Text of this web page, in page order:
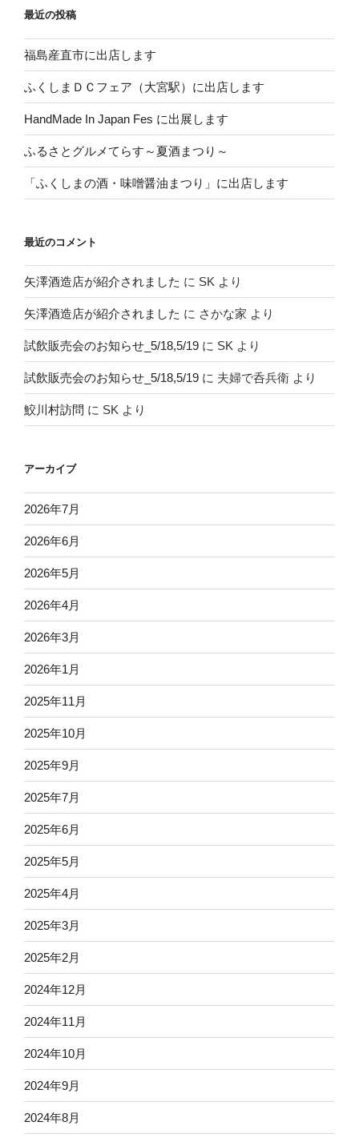
最近の投稿
福島産直市に出店します
ふくしまＤＣフェア（大宮駅）に出店します
HandMade In Japan Fes に出展します
ふるさとグルメてらす～夏酒まつり～
「ふくしまの酒・味噌醤油まつり」に出店します
最近のコメント
矢澤酒造店が紹介されました に SK より
矢澤酒造店が紹介されました に さかな家 より
試飲販売会のお知らせ_5/18,5/19 に SK より
試飲販売会のお知らせ_5/18,5/19 に 夫婦で呑兵衛 より
鮫川村訪問 に SK より
アーカイブ
2026年7月
2026年6月
2026年5月
2026年4月
2026年3月
2026年1月
2025年11月
2025年10月
2025年9月
2025年7月
2025年6月
2025年5月
2025年4月
2025年3月
2025年2月
2024年12月
2024年11月
2024年10月
2024年9月
2024年8月